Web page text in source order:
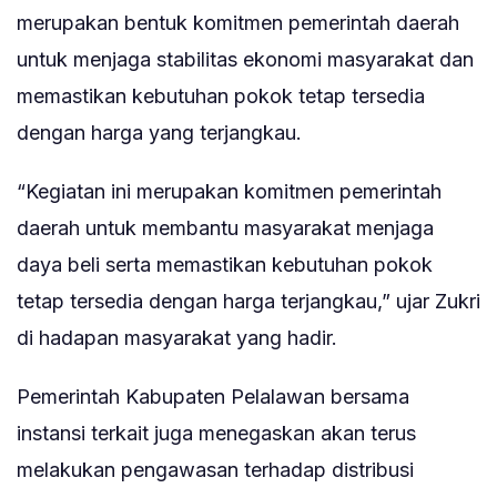
merupakan bentuk komitmen pemerintah daerah
untuk menjaga stabilitas ekonomi masyarakat dan
memastikan kebutuhan pokok tetap tersedia
dengan harga yang terjangkau.
“Kegiatan ini merupakan komitmen pemerintah
daerah untuk membantu masyarakat menjaga
daya beli serta memastikan kebutuhan pokok
tetap tersedia dengan harga terjangkau,” ujar Zukri
di hadapan masyarakat yang hadir.
Pemerintah Kabupaten Pelalawan bersama
instansi terkait juga menegaskan akan terus
melakukan pengawasan terhadap distribusi